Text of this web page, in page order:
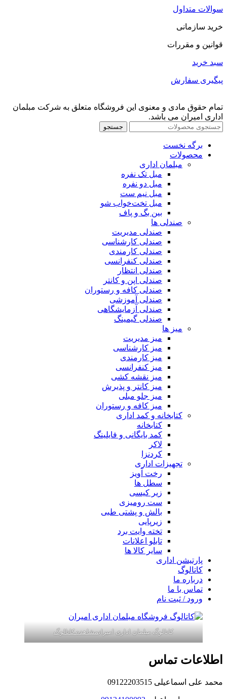
سوالات متداول
خرید سازمانی
قوانین و مقررات
سبد خرید
پیگیری سفارش
تمام حقوق مادی و معنوی این فروشگاه متعلق به شرکت مبلمان
اداری امیران می باشد.
جستجو
برگه نخست
محصولات
مبلمان اداری
مبل تک نفره
مبل دو نفره
مبل نیم ست
مبل تخت‌خواب شو
بین بگ و پاف
صندلی ها
صندلی مدیریت
صندلی کارشناسی
صندلی کارمندی
صندلی کنفرانسی
صندلی انتظار
صندلی اپن و کانتر
صندلی کافه و رستوران
صندلی آموزشی
صندلی آزمایشگاهی
صندلی گیمینگ
میز ها
میز مدیریت
میز کارشناسی
میز کارمندی
میز کنفرانسی
میز نقشه کشی
میز کانتر و پذیرش
میز جلو مبلی
میز کافه و رستوران
کتابخانه و کمد اداری
کتابخانه
کمد بایگانی و فایلینگ
لاکر
کردنزا
تجهیزات اداری
رخت آویز
سطل ها
زیر کیسی
ست رومیزی
بالش و پشتی طبی
زیرپایی
تخته وایت برد
تابلو اعلانات
سایر کالا ها
پارتیشن اداری
کاتالوگ
درباره ما
تماس با ما
ورود / ثبت نام
کاتالوگ مبلمان اداری امیرانمشاهده کاتالوگ
اطلاعات تماس
محمد علی اسماعیلی 09122203515